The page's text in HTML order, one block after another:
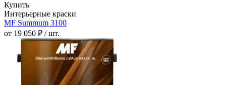
Купить
Интерьерные краски
MF Summum 3100
от 19 050 ₽ / шт.